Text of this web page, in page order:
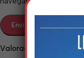
Valoraciones